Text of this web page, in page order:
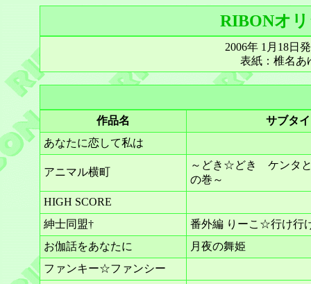
RIBONオリ
2006年 1月18日
表紙：椎名あ
作品名
サブタ
あなたに恋して私は
アニマル横町
～どき☆どき ケンタ
の巻～
HIGH SCORE
紳士同盟†
番外編 りーこ☆行け行
お伽話をあなたに
月夜の舞姫
ファンキー☆ファンシー